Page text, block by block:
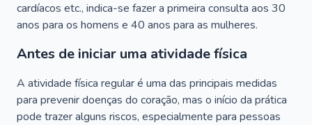
cardíacos etc., indica-se fazer a primeira consulta aos 30
anos para os homens e 40 anos para as mulheres.
Antes de iniciar uma atividade física
A atividade física regular é uma das principais medidas
para prevenir doenças do coração, mas o início da prática
pode trazer alguns riscos, especialmente para pessoas